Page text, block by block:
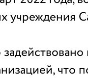
учреждения
что